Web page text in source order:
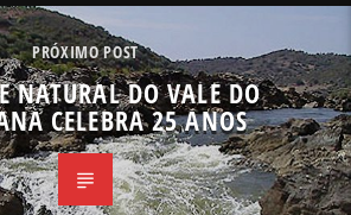
PRÓXIMO POST
NATURAL DO VALE DO
CELEBRA 25 ANOS